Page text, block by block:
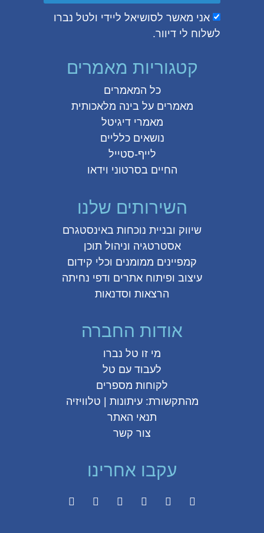
אני מאשר לסושיאל ליידי ולטל נברו
לשלוח לי דיוור.
קטגוריות מאמרים
כל המאמרים
מאמרים עלבינה מלאכותית
מאמרי דיגיטל
נושאים כלליים
לייף-סטייל
החיים בסרטוני וידאו
השירותים שלנו
שיווק ובניית נוכחות באינסטגרם
אסטרטגיה וניהול תוכן
קמפיינים ממומנים וכלי קידום
עיצוב ופיתוח אתרים ודפי נחיתה
הרצאות וסדנאות
אודות החברה
מי זו טל נברו
לעבוד עם טל
לקוחות מספרים
מהתקשורת:עיתונות | טלוויזיה
תנאי האתר
צור קשר
עקבו אחרינו